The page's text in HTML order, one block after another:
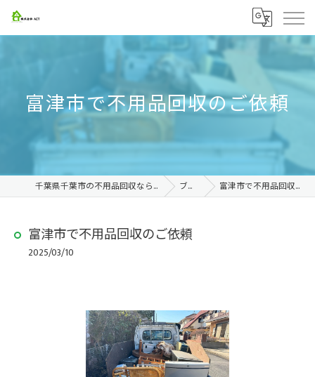
富津市で不用品回収のご依頼
千葉県千葉市の不用品回収なら株式会社ACT ブログ 富津市で不用品回収のご依頼
富津市で不用品回収のご依頼
2025/03/10